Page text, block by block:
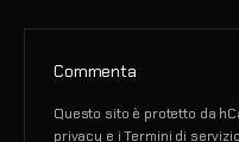
Commenta
Questo sito è protetto da
privacy e iTermini di servizio